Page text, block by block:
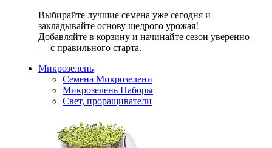
Выбирайте лучшие семена уже сегодня и
закладывайте основу щедрого урожая!
Добавляйте в корзину и начинайте сезон уверенно
— с правильного старта.
Микрозелень
Семена Микрозелени
Микрозелень Наборы
Свет, проращиватели